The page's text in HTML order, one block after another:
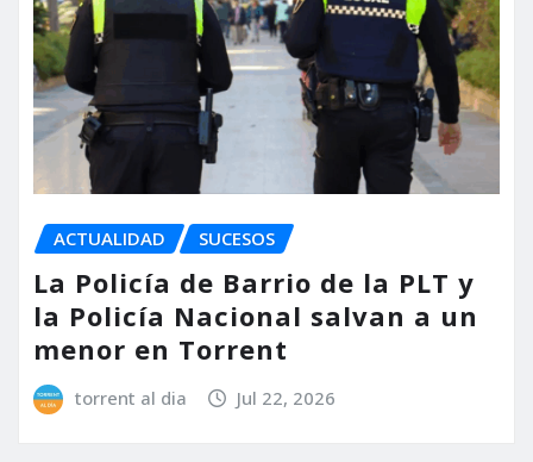
ACTUALIDAD SUCESOS
La Policía de Barrio de la PLT y
la Policía Nacional salvan a un
menor en Torrent
torrent al dia Jul 22, 2026